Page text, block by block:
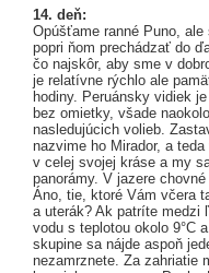
14. deň:
Opúšťame ranné Puno,
popri ňom prechádzať do
čo najskôr, aby sme v
je relatívne rýchlo ale
hodiny. Peruánsky vidiek
bez omietky, všade
nasledujúcich volieb.
nazvime ho Mirador, a
v celej svojej kráse a my
panorámy. V jazere
Áno, tie, ktoré Vám včera
a uterák? Ak patríte medzi
vodu s teplotou okolo 9°C
skupine sa nájde aspoň
nezamrznete. Za zahriatie